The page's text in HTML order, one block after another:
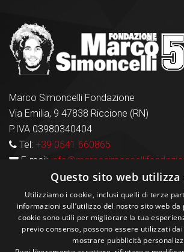
Marco Simoncelli Fondazione
Via Emilia, 9 47838 Riccione (RN)
P.IVA 03980340404
Tel: +39 0541 660865
E-mail:
Carte Accettate
Seguici sui social
Questo sito web utilizza
Utilizziamo i cookie, inclusi quelli di terze
informazioni sull’utilizzo del nostro sito web
cookie sono utili per migliorare la tua
previo consenso, possono essere utilizzati
mostrare pubblicità